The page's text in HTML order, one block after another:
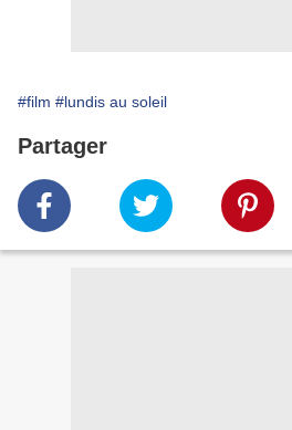
#film #lundis au soleil
Partager